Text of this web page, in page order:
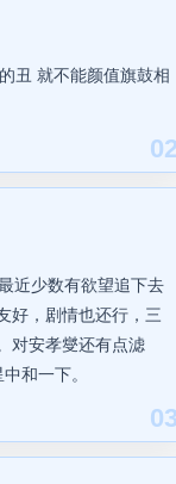
丑 就不能颜值旗鼓相
近少数有欲望追下去
好，剧情也还行，三
对安孝燮还有点滤
和一下。